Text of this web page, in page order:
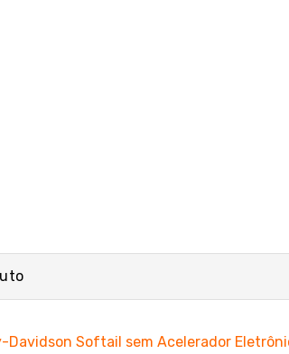
Davidson Softail sem Acelerador